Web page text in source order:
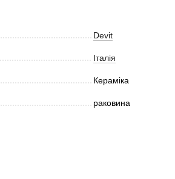
Devit
Італія
Кераміка
раковина